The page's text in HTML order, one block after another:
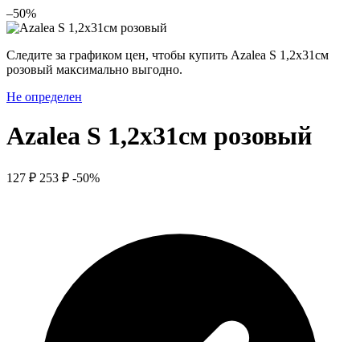
–50%
Следите за графиком цен, чтобы купить Azalea S 1,2х31см
розовый максимально выгодно.
Не определен
Azalea S 1,2х31см розовый
127 ₽ 253 ₽ -50%